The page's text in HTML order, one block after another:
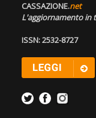
CASSAZIONE.net
L'aggiornamento in
ISSN: 2532-8727